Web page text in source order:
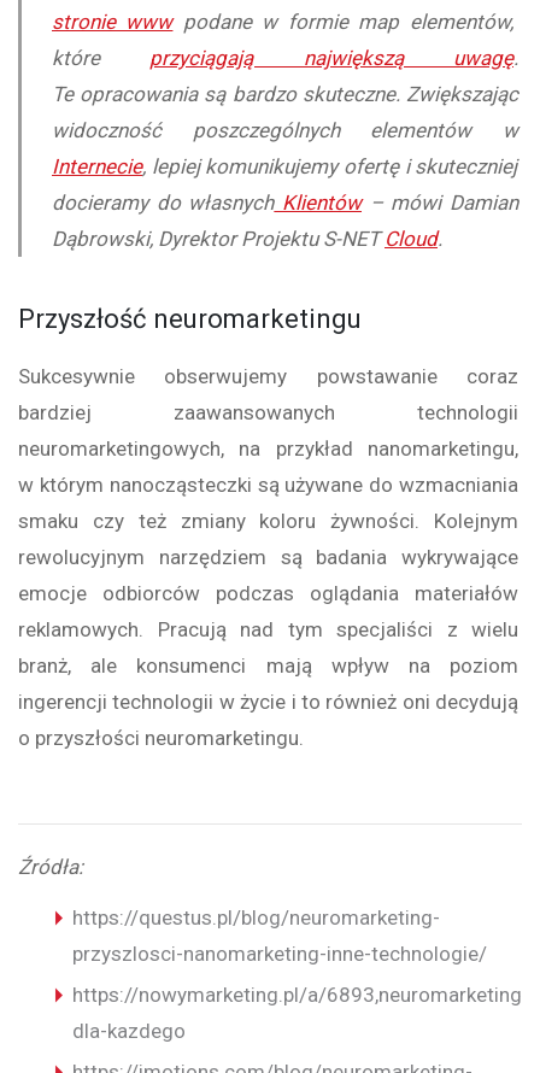
stronie wwwpodane w formie map elementów,
które przyciągają największą uwagę.
Te opracowania są bardzo skuteczne. Zwiększając
widoczność poszczególnych elementów w
Internecie, lepiej komunikujemy ofertę i skuteczniej
docieramy do własnychKlientów– mówi Damian
Dąbrowski, Dyrektor Projektu S-NETCloud.
Przyszłość neuromarketingu
Sukcesywnie obserwujemy powstawanie coraz
bardziej zaawansowanych technologii
neuromarketingowych, na przykład nanomarketingu,
w którym nanocząsteczki są używane do wzmacniania
smaku czy też zmiany koloru żywności. Kolejnym
rewolucyjnym narzędziem są badania wykrywające
emocje odbiorców podczas oglądania materiałów
reklamowych. Pracują nad tym specjaliści z wielu
branż, ale konsumenci mają wpływ na poziom
ingerencji technologii w życie i to również oni decydują
o przyszłości neuromarketingu.
Źródła:
https://questus.pl/blog/neuromarketing-
przyszlosci-nanomarketing-inne-technologie/
https://nowymarketing.pl/a/6893,neuromarketing-
dla-kazdego